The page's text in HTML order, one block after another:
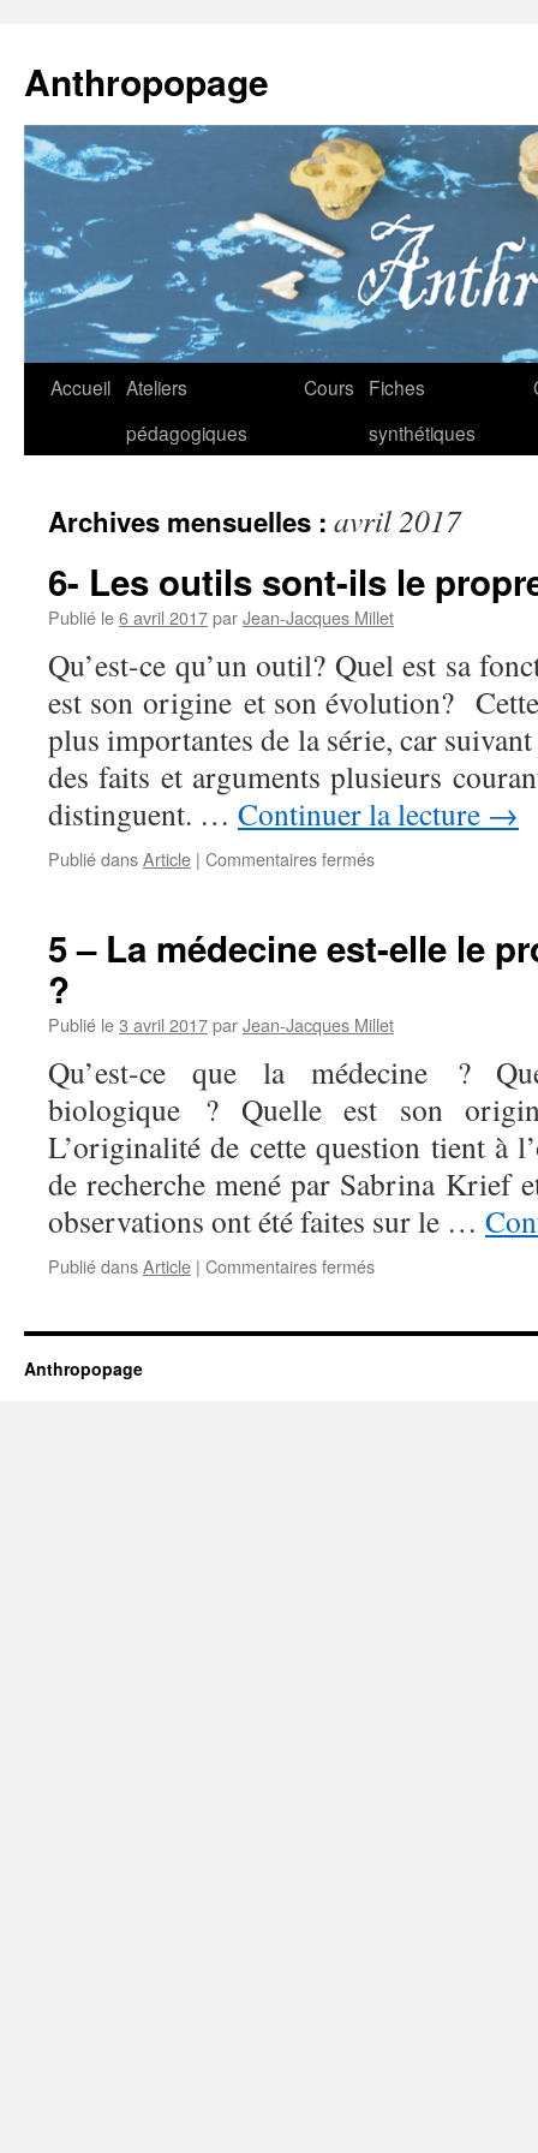
Anthropopage
Aller
Accueil Ateliers
pédagogiques
Cours
Fiches
synthétiques
Archives mensuelles : avril 2017
6- Les outils sont-ils le
Publié le6 avril 2017parJean-Jacques Millet
Qu’est-ce qu’un outil? Quel est sa
est son origine et son évolution?
plus importantes de la série, car
des faits et arguments plusieurs
distinguent. … Continuer la lecture →
Publié dansArticle | Commentaires ferméssur
sont-
propre
l’homme
5 – La médecine est-elle le
?
Publié le3 avril 2017parJean-Jacques Millet
Qu’est-ce que la médecine ?
biologique ? Quelle est son
L’originalité de cette question tient à
de recherche mené par Sabrina Krief
observations ont été faites sur le …
Publié dansArticle | Commentaires ferméssur
La
Anthropopage